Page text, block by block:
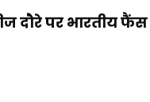
दौरे पर भारतीय